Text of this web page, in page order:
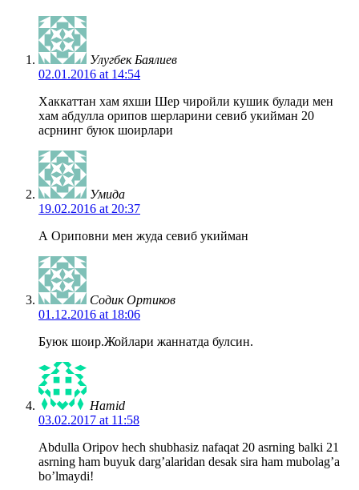
Улугбек Баялиев
02.01.2016 at 14:54
Хаккаттан хам яхши Шер чиройли кушик булади мен
хам абдулла орипов шерларини севиб укийман 20
асрнинг буюк шоирлари
Умида
19.02.2016 at 20:37
А Ориповни мен жуда севиб укийман
Содик Ортиков
01.12.2016 at 18:06
Буюк шоир.Жойлари жаннатда булсин.
Hamid
03.02.2017 at 11:58
Abdulla Oripov hech shubhasiz nafaqat 20 asrning balki 21
asrning ham buyuk darg’alaridan desak sira ham mubolag’a
bo’lmaydi!